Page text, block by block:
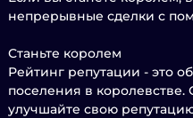
непрерывные сделки с
Станьте королем
Рейтинг репутации - это
поселения в королевстве.
улучшайте свою